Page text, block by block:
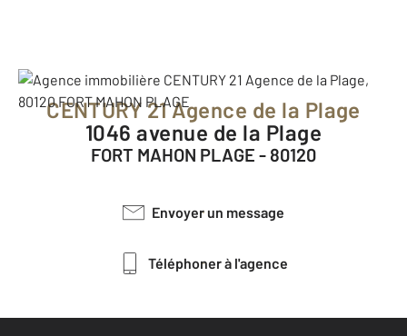
CENTURY 21 Agence de la Plage
1046 avenue de la Plage
FORT MAHON PLAGE - 80120
Envoyer un message
Téléphoner à l'agence